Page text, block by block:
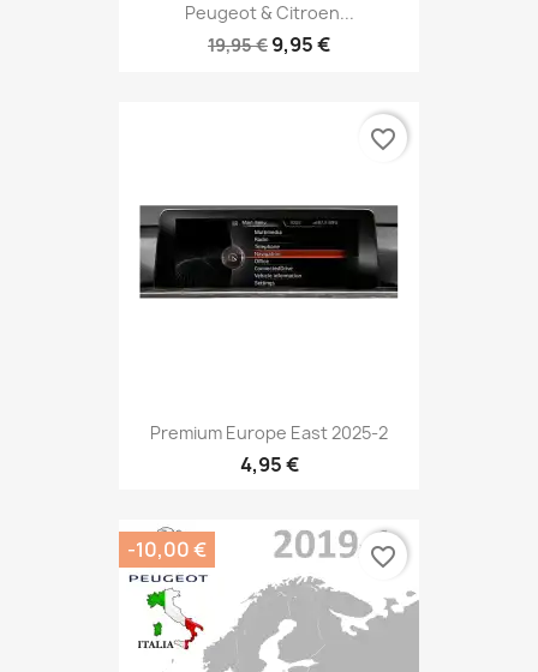
Peugeot & Citroen...
19,95 € 9,95 €
Premium Europe East 2025-2
4,95 €
favorite_border
-10,00 € favorite_border